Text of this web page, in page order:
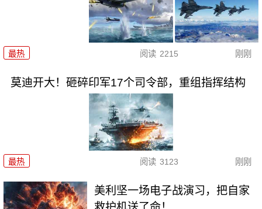
最热 阅读 2215 刚刚
莫迪开大！砸碎印军17个司令部，重组指挥结构
最热 阅读 3123 刚刚
美利坚一场电子战演习，把自家